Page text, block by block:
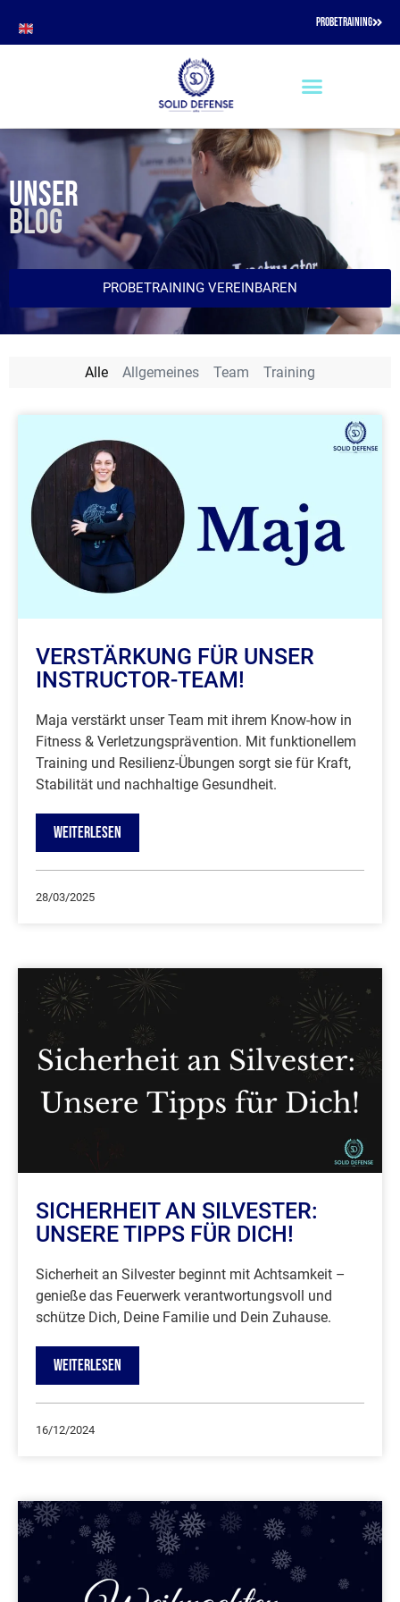
PROBETRAINING
UNSER
BLOG
PROBETRAINING VEREINBAREN
Allgemeines Team Training
Alle
VERSTÄRKUNG FÜR UNSER
INSTRUCTOR-TEAM!
Maja verstärkt unser Team mit ihrem Know-how in
Fitness & Verletzungsprävention. Mit funktionellem
Training und Resilienz-Übungen sorgt sie für Kraft,
Stabilität und nachhaltige Gesundheit.
WEITERLESEN
28/03/2025
SICHERHEIT AN SILVESTER:
UNSERE TIPPS FÜR DICH!
Sicherheit an Silvester beginnt mit Achtsamkeit –
genieße das Feuerwerk verantwortungsvoll und
schütze Dich, Deine Familie und Dein Zuhause.
WEITERLESEN
16/12/2024